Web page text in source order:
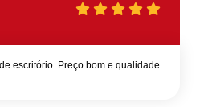
escritório. Preço bom e qualidade